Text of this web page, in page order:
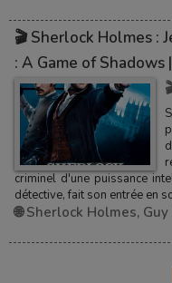
🎬 Sherlock Holmes :
: A Game of Shadows
criminel d'une puissance
détective, fait son entrée en
🌐 Sherlock Holmes,